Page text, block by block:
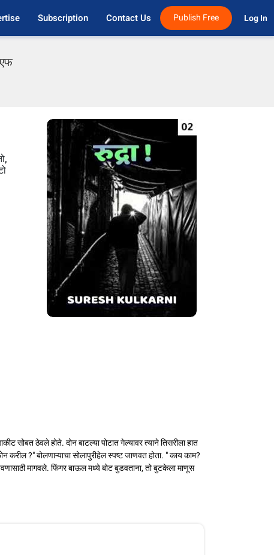
Subscription Contact Us Publish Free Log In
सोबत ठेवले होते. दोन बाटल्या पोटात गेल्यावर त्याने तिसरीला हात
?" बोलणाऱ्याचा सोलापुरीहेल स्पष्ट जाणवत होता. " काय काम?
मागवले. फिंगर बाऊल मध्ये बोट बुडवताना, तो बुटकेला माणूस